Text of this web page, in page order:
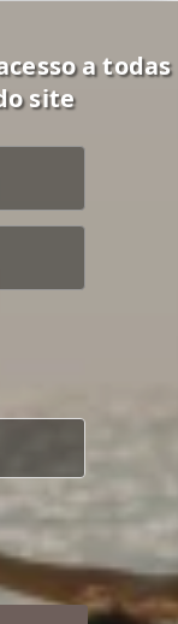
a todas
site